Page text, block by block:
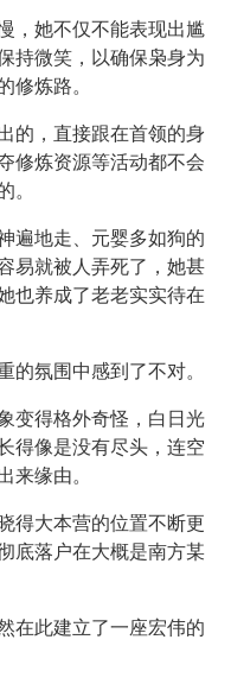
，她不仅不能表现出尴
持微笑，以确保枭身为
修炼路。
的，直接跟在首领的身
修炼资源等活动都不会
。
遍地走、元婴多如狗的
易就被人弄死了，她甚
也养成了老老实实待在
的氛围中感到了不对。
变得格外奇怪，白日光
得像是没有尽头，连空
来缘由。
得大本营的位置不断更
底落户在大概是南方某
在此建立了一座宏伟的